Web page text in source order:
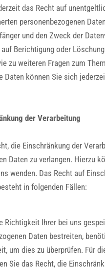
das Recht auf
personenbezogenen
und den Zweck der
Berichtigung oder
zu weiteren Fragen zum
Daten können Sie sich
der Verarbeitung
die Einschränkung der
Daten zu verlangen. Hierzu
wenden. Das Recht auf
in folgenden Fällen:
Richtigkeit Ihrer bei uns
Daten bestreiten,
um dies zu überprüfen. Für
Sie das Recht, die